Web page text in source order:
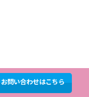
お問い合わせはこちら